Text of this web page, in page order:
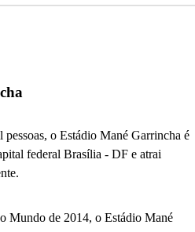
o Estádio Mané Garrincha é
federal Brasília - DF e atrai
Mundo de 2014, o Estádio Mané